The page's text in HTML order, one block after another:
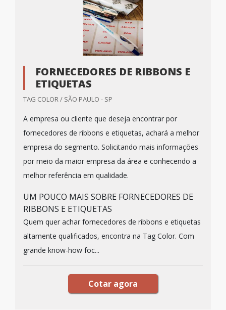
FORNECEDORES DE RIBBONS E
ETIQUETAS
TAG COLOR / SÃO PAULO - SP
A empresa ou cliente que deseja encontrar por
fornecedores de ribbons e etiquetas, achará a melhor
empresa do segmento. Solicitando mais informações
por meio da maior empresa da área e conhecendo a
melhor referência em qualidade.
UM POUCO MAIS SOBRE FORNECEDORES DE
RIBBONS E ETIQUETAS
Quem quer achar fornecedores de ribbons e etiquetas
altamente qualificados, encontra na Tag Color. Com
grande know-how foc...
Cotar agora